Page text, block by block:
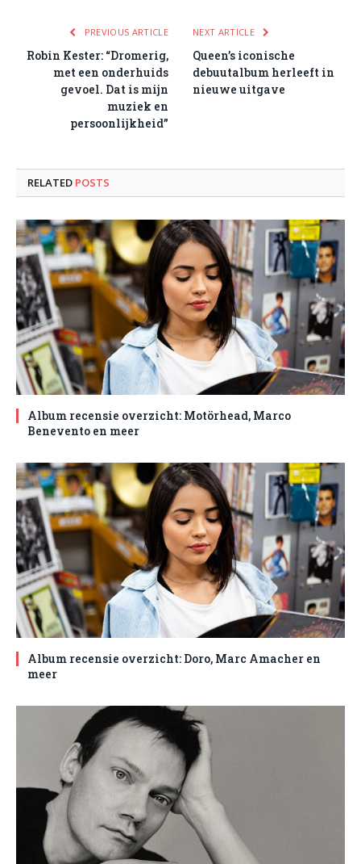
PREVIOUS ARTICLE
Robin Kester: “Dromerig,
met een onderhuids
gevoel. Dat is mijn
muziek en
persoonlijkheid”
NEXT ARTICLE
Queen’s iconische
debuutalbum herleeft in
nieuwe uitgave
RELATED POSTS
Album recensie overzicht: Motörhead, Marco
Benevento en meer
Album recensie overzicht: Doro, Marc Amacher en
meer